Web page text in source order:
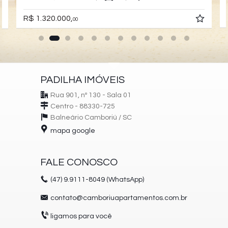
R$ 1.320.000, 00
PADILHA IMÓVEIS
Rua 901, nº 130 - Sala 01
Centro - 88330-725
Balneário Camboriú / SC
mapa google
FALE CONOSCO
(47) 9.9111-8049 (WhatsApp)
contato@camboriuapartamentos.com.br
ligamos para você